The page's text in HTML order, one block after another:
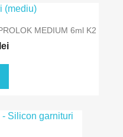
MEDIUM 6ml K2